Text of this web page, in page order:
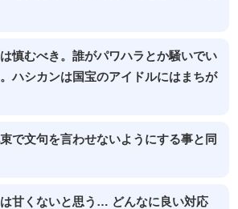
慎むべき。誰がパワハラとか騒いでい
ハシカンは国宝のアイドルにはまちが
で文句を言わせないようにする事と同
甘くないと思う… どんなに良い対応